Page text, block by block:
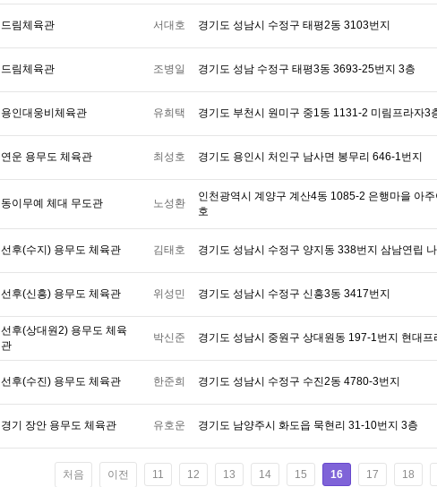
드림체육관 서대호 경기도 성남시 수정구 태평2동 3103번지
드림체육관 조병일 경기도 성남 수정구 태평3동 3693-25번지 3층
용인대웅비체육관 유희택 경기도 부천시 원미구 중1동 1131-2 미림프라자3
연운 용무도 체육관 최성호 경기도 용인시 처인구 남사면 봉무리 646-1번지
동이무예 체대 무도관 노성환
인천광역시 계양구 계산4동 1085-2 은행마을 아
호
선후(수지) 용무도 체육관 김태호 경기도 성남시 수정구 양지동 338번지 삼남연립
선후(신흥) 용무도 체육관 위성민 경기도 성남시 수정구 신흥3동 3417번지
선후(상대원2) 용무도 체육
관
박신준 경기도 성남시 중원구 상대원동 197-1번지 현대프
선후(수진) 용무도 체육관 한준희 경기도 성남시 수정구 수진2동 4780-3번지
경기 장안 용무도 체육관 유호운 경기도 남양주시 화도읍 묵현리 31-10번지 3층
처음 이전 11 12 13 14 15 16 17 18